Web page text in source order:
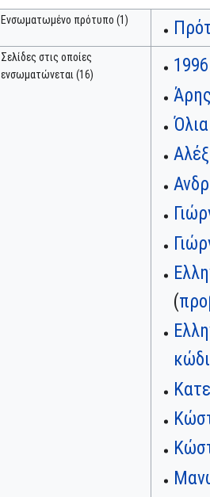
Ενσωματωμένο πρότυπο (1)
Σελίδες στις οποίες
ενσωματώνεται (16)
1996
(